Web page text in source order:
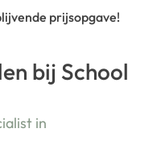
prijsopgave!
bij School
in